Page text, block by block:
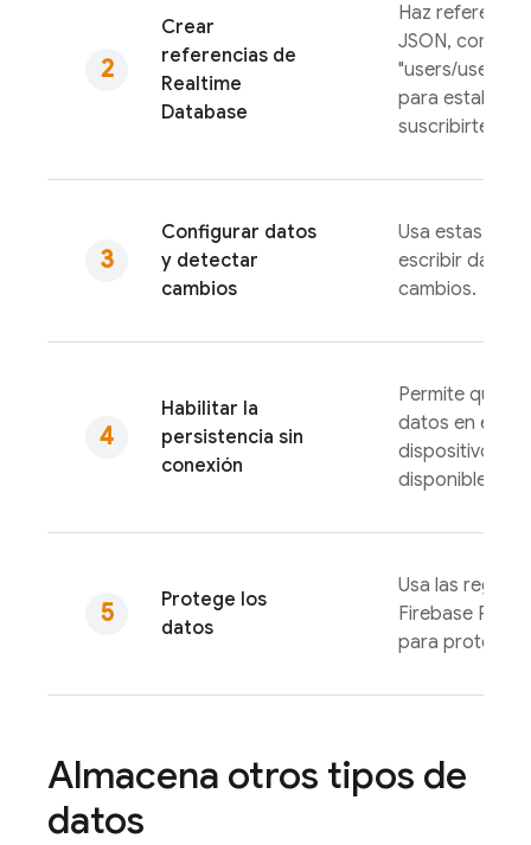
Crear
referencias de
Realtime
Database
Haz
JSON, como
"users/
para
suscribirte a
Configurar datos
y detectar
cambios
Usa estas
escribir datos
cambios.
Habilitar la
persistencia sin
conexión
Permite que
datos en el
dispositivo
disponibles
Protege los
datos
Usa las reglas
Firebase
para proteger
Almacena otros tipos de
datos